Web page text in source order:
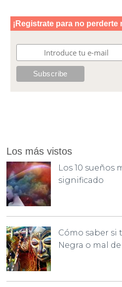
Los más vistos
Los 10 sueños
significado
Cómo saber si
Negra o mal